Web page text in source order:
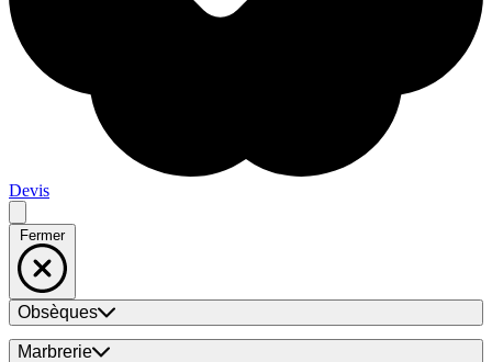
Devis
Fermer
Obsèques
Marbrerie